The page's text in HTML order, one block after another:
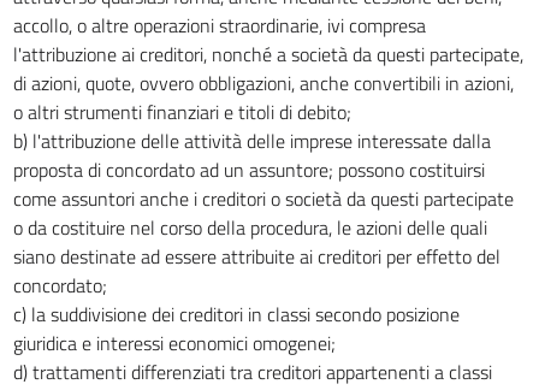
accollo, o altre operazioni straordinarie, ivi compresa
l'attribuzione ai creditori, nonché a società da questi partecipate,
di azioni, quote, ovvero obbligazioni, anche convertibili in azioni,
o altri strumenti finanziari e titoli di debito;
b) l'attribuzione delle attività delle imprese interessate dalla
proposta di concordato ad un assuntore; possono costituirsi
come assuntori anche i creditori o società da questi partecipate
o da costituire nel corso della procedura, le azioni delle quali
siano destinate ad essere attribuite ai creditori per effetto del
concordato;
c) la suddivisione dei creditori in classi secondo posizione
giuridica e interessi economici omogenei;
d) trattamenti differenziati tra creditori appartenenti a classi